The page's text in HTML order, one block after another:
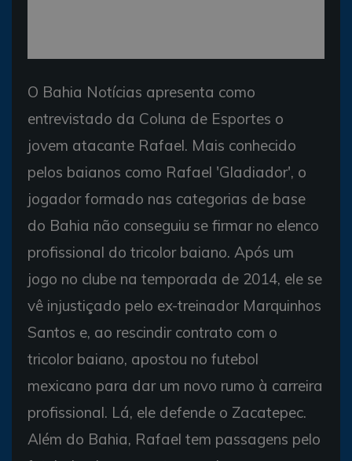
O Bahia Notícias apresenta como
entrevistado da Coluna de Esportes o
jovem atacante Rafael. Mais conhecido
pelos baianos como Rafael 'Gladiador', o
jogador formado nas categorias de base
do Bahia não conseguiu se firmar no elenco
profissional do tricolor baiano. Após um
jogo no clube na temporada de 2014, ele se
vê injustiçado pelo ex-treinador Marquinhos
Santos e, ao rescindir contrato com o
tricolor baiano, apostou no futebol
mexicano para dar um novo rumo à carreira
profissional. Lá, ele defende o Zacatepec.
Além do Bahia, Rafael tem passagens pelo